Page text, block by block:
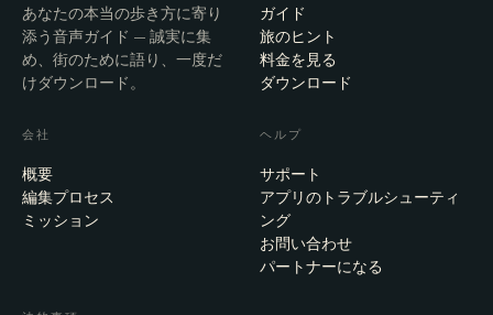
あなたの本当の歩き方に寄り
添う音声ガイド — 誠実に集
め、街のために語り、一度だ
けダウンロード。
ガイド
旅のヒント
料金を見る
ダウンロード
会社
概要
編集プロセス
ミッション
ヘルプ
サポート
アプリのトラブルシューティ
ング
お問い合わせ
パートナーになる